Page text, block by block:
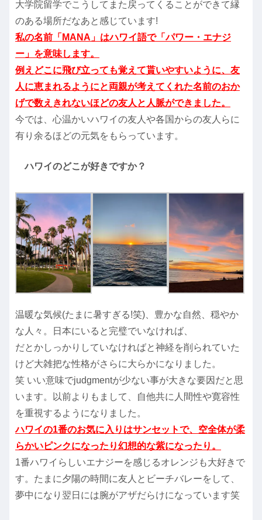
大学院留学でこうしてまた戻ってくることができて縁
のある場所だなあと感じています!
私の名前「MANA」はハワイ語で「パワー・エナジ
ー」を意味します。
例えどこに飛び立っても覚えて貰いやすいように、友
人に恵まれるようにと両親が考えてくれた名前のおか
げで数えきれないほどの友人と人脈ができました。
今では、心温かいハワイの友人や各国からの友人らに
有り余るほどの元気をもらっています。
ハワイのどこが好きですか？
温暖な気候(たまに暑すぎる!笑)、豊かな自然、穏やか
な人々。日本にいると完璧でいなければ、
だとかしっかりしていなければと神経を削られていた
けど大雑把な性格がさらに大らかになりました。
笑 いい意味でjudgmentが少ない事が大きな要因だと思
います。以前よりもまして、自他共に人間性や寛容性
を重視するようになりました。
ハワイの1番のお気に入りはサンセットで、空全体が柔
らかいピンクになったり幻想的な紫になったり。
1番ハワイらしいエナジーを感じるオレンジも大好きで
す。たまに夕陽の時間に友人とビーチバレーをして、
夢中になり翌日には腕がアザだらけになっています笑